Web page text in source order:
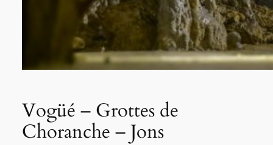
Vogüé – Grottes de
Choranche – Jons